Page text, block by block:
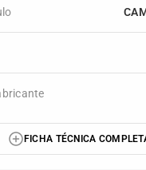
FICHA TÉCNICA